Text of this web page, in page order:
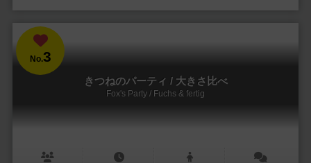
No.3
きつねのパーティ / 大きさ比べ
Fox's Party / Fuchs & fertig